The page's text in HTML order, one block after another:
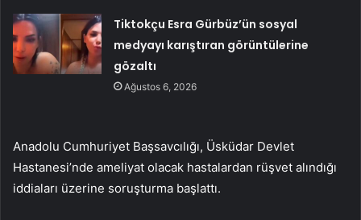
Tiktokçu Esra Gürbüz’ün sosyal
medyayı karıştıran görüntülerine
gözaltı
Ağustos 6, 2026
Anadolu Cumhuriyet Başsavcılığı, Üsküdar Devlet
Hastanesi’nde ameliyat olacak hastalardan rüşvet alındığı
iddiaları üzerine soruşturma başlattı.